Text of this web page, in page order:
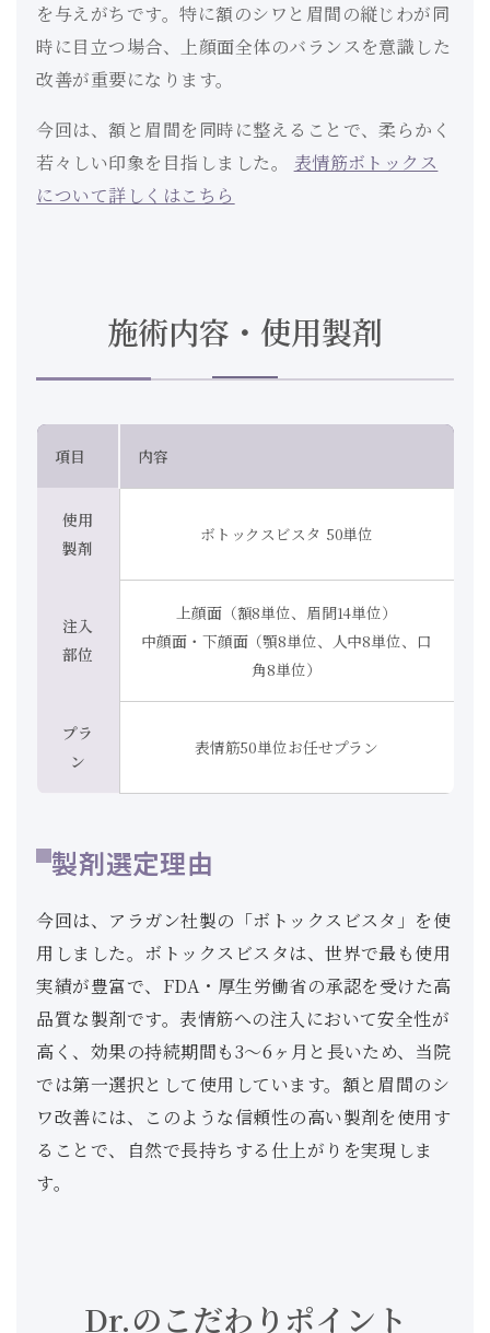
を与えがちです。特に額のシワと眉間の縦じわが同
時に目立つ場合、上顔面全体のバランスを意識した
改善が重要になります。
今回は、額と眉間を同時に整えることで、柔らかく
若々しい印象を目指しました。 表情筋ボトックス
について詳しくはこちら
施術内容・使用製剤
項目 内容
使用
製剤
ボトックスビスタ 50単位
注入
部位
上顔面（額8単位、眉間14単位）
中顔面・下顔面（顎8単位、人中8単位、口
角8単位）
プラ
ン
表情筋50単位お任せプラン
製剤選定理由
今回は、アラガン社製の「ボトックスビスタ」を使
用しました。ボトックスビスタは、世界で最も使用
実績が豊富で、FDA・厚生労働省の承認を受けた高
品質な製剤です。表情筋への注入において安全性が
高く、効果の持続期間も3〜6ヶ月と長いため、当院
では第一選択として使用しています。額と眉間のシ
ワ改善には、このような信頼性の高い製剤を使用す
ることで、自然で長持ちする仕上がりを実現しま
す。
Dr.のこだわりポイント